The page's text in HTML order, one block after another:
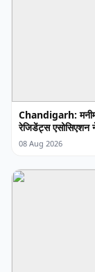
Chandigarh:
रेजिडेंट्स एसोसिएशन
08 Aug 2026